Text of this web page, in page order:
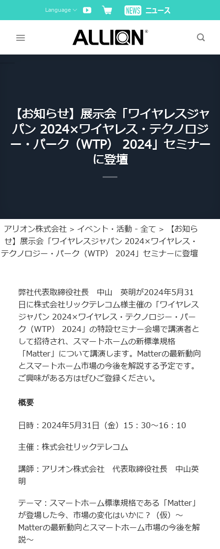
to
Language
【お知らせ】展示会「ワイヤレスジャ
パン 2024×ワイヤレス・テクノロジ
ー・パーク（WTP） 2024」セミナー
に登壇
アリオン株式会社 > イベント・活動 - 全て >
【お知ら
せ】展示会「ワイヤレスジャパン 2024×ワイヤレス・
テクノロジー・パーク（WTP） 2024」セミナーに登壇
弊社代表取締役社長 中山 英明が2024年5月31
日に株式会社リックテレコム様主催の「ワイヤレス
ジャパン 2024×ワイヤレス・テクノロジー・パー
ク（WTP） 2024」の特設セミナー会場で講演者と
して招待され、スマートホームの新標準規格
「Matter」について講演します。Matterの最新動向
とスマートホーム市場の今後を解説する予定です。
ご興味がある方はぜひご登録ください。
概要
日時：2024年5月31日（金）15：30～16：10
主催：株式会社リックテレコム
講師：アリオン株式会社 代表取締役社長 中山英
明
テーマ：スマートホーム標準規格である「Matter」
が登場した今、市場の変化はいかに？（仮）～
Matterの最新動向とスマートホーム市場の今後を解
説～